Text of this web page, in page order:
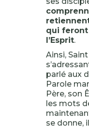
qui feront
l’Esprit.
Ainsi,
parlé aux
Parole
Père, son
les mots
se donne,